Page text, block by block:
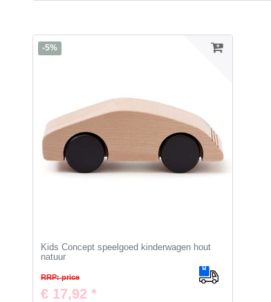
-5%
Kids Concept speelgoed kinderwagen hout
natuur
RRP: price
€ 17,92 *